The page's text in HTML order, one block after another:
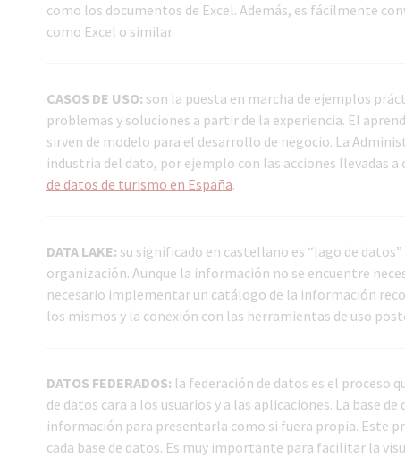
como los documentos de Excel. Además, es fácilmente
como Excel o similar.
CASOS DE USO: son la puesta en marcha de ejemplos
problemas y soluciones a partir de la experiencia. El
sirven de modelo para el desarrollo de negocio. La
industria del dato, por ejemplo con las acciones llevadas
de datos de turismo en España.
DATA LAKE: su significado en castellano es “lago de
organización. Aunque la información no se encuentre
necesario implementar un catálogo de la información
los mismos y la conexión con las herramientas de uso
DATOS FEDERADOS: la federación de datos es el proceso
de datos cara a los usuarios y a las aplicaciones. La base
información para presentarla como si fuera propia. Este
cada base de datos. Es muy importante para facilitar la